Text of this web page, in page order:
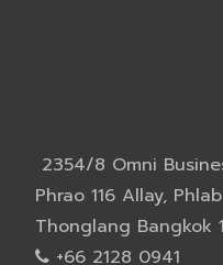
2354/8 Omni
Phrao 116 Allay,
Thonglang Bangkok
+66 2128 0941